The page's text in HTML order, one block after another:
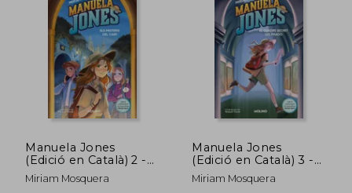
Manuela Jones
(Edició en Català) 2 -
els Misteris del Camí
(en Catalán)
Miriam Mosquera
Manuela Jones
(Edició en Català) 3 -
el Quadre Secret del
Prado (en Catalán)
Miriam Mosquera